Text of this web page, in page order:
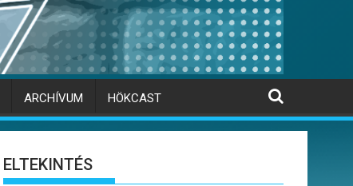
ARCHÍVUM HÖKCAST
ELTEKINTÉS